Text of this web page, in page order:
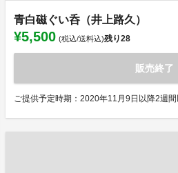
青白磁ぐい呑（井上路久）
¥5,500 (税込/送料込)残り28
販売終了
ご提供予定時期：2020年11月9日以降2週